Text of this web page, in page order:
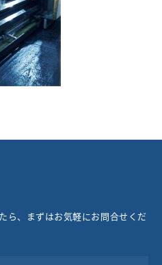
ら、まずはお気軽にお問合せくだ